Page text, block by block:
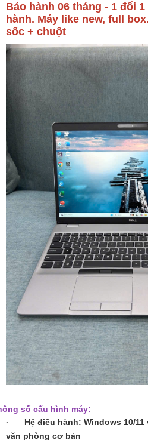
Bảo hành 06 tháng - 1 đổi
hành. Máy like new, full
sốc + chuột
số cấu hình máy:
·
Hệ điều hành: Windows 10/
văn phòng cơ bản